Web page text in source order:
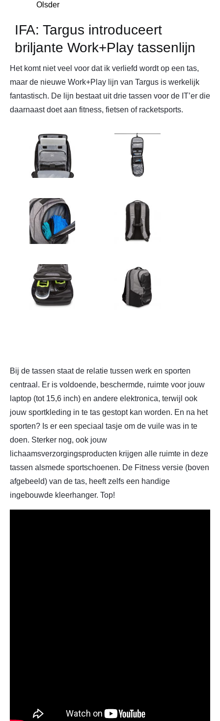
Olsder
IFA: Targus introduceert
briljante Work+Play tassenlijn
Het komt niet veel voor dat ik verliefd wordt op een tas,
maar de nieuwe Work+Play lijn van Targus is werkelijk
fantastisch. De lijn bestaat uit drie tassen voor de IT’er die
daarnaast doet aan fitness, fietsen of racketsports.
Bij de tassen staat de relatie tussen werk en sporten
centraal. Er is voldoende, beschermde, ruimte voor jouw
laptop (tot 15,6 inch) en andere elektronica, terwijl ook
jouw sportkleding in te tas gestopt kan worden. En na het
sporten? Is er een speciaal tasje om de vuile was in te
doen. Sterker nog, ook jouw
lichaamsverzorgingsproducten krijgen alle ruimte in deze
tassen alsmede sportschoenen. De Fitness versie (boven
afgebeeld) van de tas, heeft zelfs een handige
ingebouwde kleerhanger. Top!